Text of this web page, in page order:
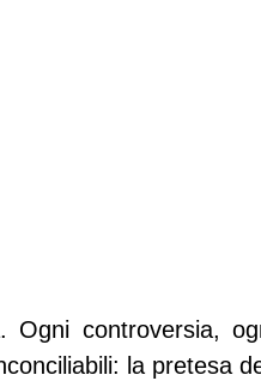
Ogni controversia,
la pretesa